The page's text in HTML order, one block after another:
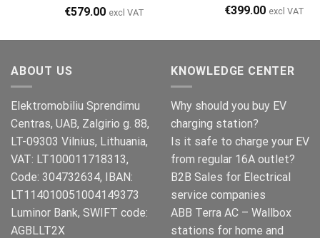
€579.00 excl VAT
Alkuperäinen
oli:
€399.00Nykyinen
on:
excl VAT
ABOUT US
Elektromobiliu Sprendimu
Centras, UAB, Zalgirio g. 88,
LT-09303 Vilnius, Lithuania,
VAT: LT100011718313,
Code: 304732634, IBAN:
LT114010051004149373
Luminor Bank, SWIFT code:
AGBLLT2X
KNOWLEDGE CENTER
Why should you buy EV
charging station?
Is it safe to charge your EV
from regular 16A outlet?
B2B Sales for Electrical
service companies
ABB Terra AC – Wallbox
stations for home and